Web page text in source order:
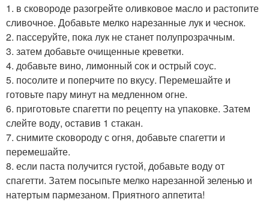
1. в сковороде разогрейте оливковое масло и растопите
сливочное. Добавьте мелко нарезанные лук и чеснок.
2. пассеруйте, пока лук не станет полупрозрачным.
3. затем добавьте очищенные креветки.
4. добавьте вино, лимонный сок и острый соус.
5. посолите и поперчите по вкусу. Перемешайте и
готовьте пару минут на медленном огне.
6. приготовьте спагетти по рецепту на упаковке. Затем
слейте воду, оставив 1 стакан.
7. снимите сковороду с огня, добавьте спагетти и
перемешайте.
8. если паста получится густой, добавьте воду от
спагетти. Затем посыпьте мелко нарезанной зеленью и
натертым пармезаном. Приятного аппетита!